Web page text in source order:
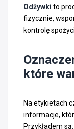
Odżywki to
fizycznie,
kontrolę
które
Na etykietach
informacje,
Przykładem są: